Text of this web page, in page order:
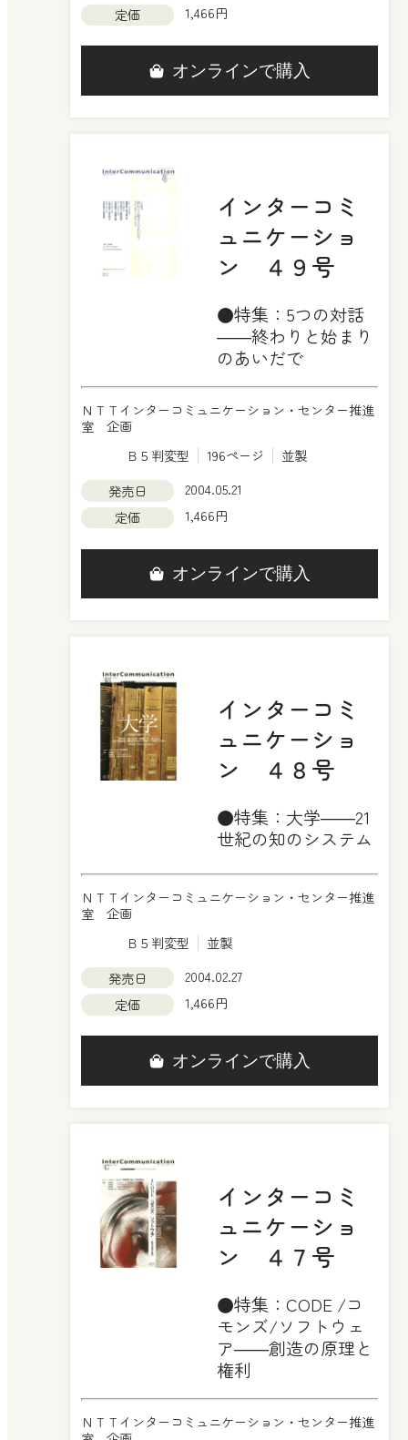
定価
1,466円
オンラインで購入
インターコミ
ュニケーショ
ン ４９号
●特集：5つの対話
――終わりと始まり
のあいだで
ＮＴＴインターコミュニケーション・センター推進
室 企画
Ｂ５判変型
196ページ
並製
発売日
2004.05.21
定価
1,466円
オンラインで購入
インターコミ
ュニケーショ
ン ４８号
●特集：大学――21
世紀の知のシステム
ＮＴＴインターコミュニケーション・センター推進
室 企画
Ｂ５判変型
並製
発売日
2004.02.27
定価
1,466円
オンラインで購入
インターコミ
ュニケーショ
ン ４７号
●特集：CODE /コ
モンズ/ソフトウェ
ア――創造の原理と
権利
ＮＴＴインターコミュニケーション・センター推進